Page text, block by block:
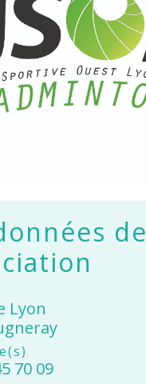
de
Lyon
70 09